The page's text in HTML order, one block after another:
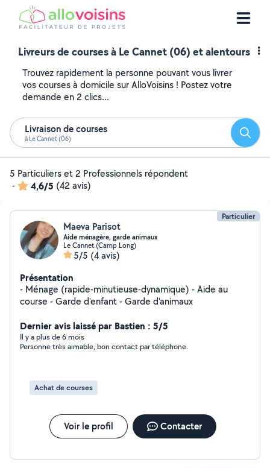
Livreurs de courses à Le Cannet (06) et alentours
Trouvez rapidement la personne pouvant vous livrer
vos courses à domicile sur AlloVoisins ! Postez votre
demande en 2 clics...
Livraison de courses
à Le Cannet (06)
5 Particuliers et 2 Professionnels répondent
-
4,6/5 (42 avis)
Particulier
Maeva Parisot
Aide ménagère, garde animaux
Le Cannet (Camp Long)
5/5 (4 avis)
Présentation
- Ménage (rapide-minutieuse-dynamique) - Aide au
course - Garde d'enfant - Garde d'animaux
Dernier avis laissé par Bastien : 5/5
Il y a plus de 6 mois
Personne très aimable, bon contact par téléphone.
Achat de courses
Voir le profil Contacter